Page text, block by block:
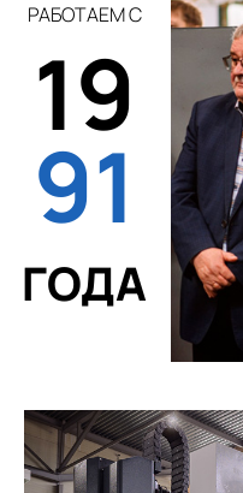
РАБОТАЕМ С
19
91
ГОДА